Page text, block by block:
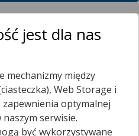
jest dla nas
mechanizmy między
Web Storage i
zapewnienia optymalnej
serwisie.
być wykorzystywane